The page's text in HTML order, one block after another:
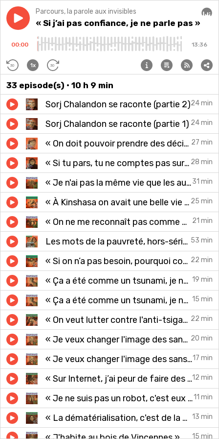
Play episode« Si j’ai pas confiance, je ne parle pas »
Parcours, la parole aux invisibles
« Si j’ai pas confiance, je ne parle pas »
00:00 13:36
30 1x 30
33 episode(s) • 10 h 9 min
Sorj Chalandon se raconte (partie 2)24 min
Sorj Chalandon se raconte (partie 1) 24 min
« On doit pouvoir prendre des décisions pour soi » 27 min
« Si tu pars, tu ne comptes pas sur nous » 28 min
« Je n'ai pas la même vie que les autres »31 min
« À Kinshasa on avait une belle vie et tout a basculé » 25 min
« On ne me reconnaît pas comme mineur » 21 min
Les mots de la pauvreté, hors-série avec Fabrice Drouelle 53 min
« Si on n’a pas besoin, pourquoi consommer ? » 22 min
« Ça a été comme un tsunami, je ne m’y attendais pas » (2/2) 19 min
« Ça a été comme un tsunami, je ne m’y attendais pas » (1/2) 15 min
« On veut lutter contre l'anti-tsiganisme » 22 min
« Je veux changer l'image des sans-abri » (2/2) 20 min
« Je veux changer l'image des sans-abri » (1/2)17 min
« Sur Internet, j’ai peur de faire des erreurs »12 min
« Je ne suis pas un robot, c'est eux les robots »11 min
« La dématérialisation, c'est de la déshumanisation » 13 min
15 min